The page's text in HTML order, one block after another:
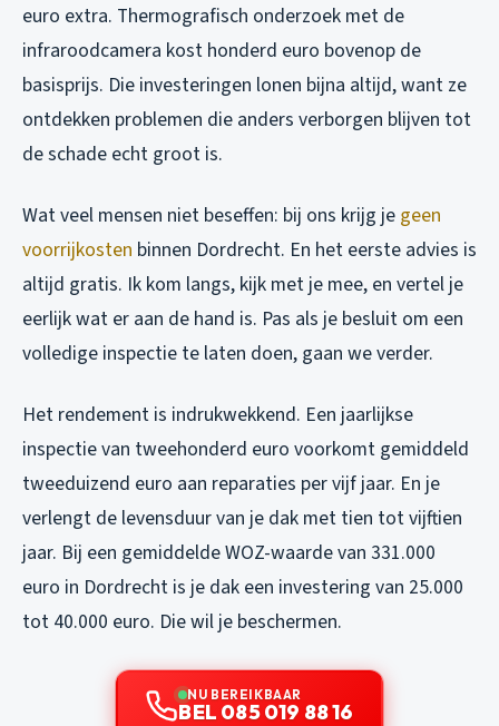
euro extra. Thermografisch onderzoek met de
infraroodcamera kost honderd euro bovenop de
basisprijs. Die investeringen lonen bijna altijd, want ze
ontdekken problemen die anders verborgen blijven tot
de schade echt groot is.
Wat veel mensen niet beseffen: bij ons krijg je geen
voorrijkosten binnen Dordrecht. En het eerste advies is
altijd gratis. Ik kom langs, kijk met je mee, en vertel je
eerlijk wat er aan de hand is. Pas als je besluit om een
volledige inspectie te laten doen, gaan we verder.
Het rendement is indrukwekkend. Een jaarlijkse
inspectie van tweehonderd euro voorkomt gemiddeld
tweeduizend euro aan reparaties per vijf jaar. En je
verlengt de levensduur van je dak met tien tot vijftien
jaar. Bij een gemiddelde WOZ-waarde van 331.000
euro in Dordrecht is je dak een investering van 25.000
tot 40.000 euro. Die wil je beschermen.
NU BEREIKBAAR
BEL 085 019 88 16